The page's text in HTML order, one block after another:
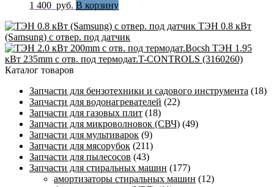
1 400 руб. В корзину
ТЭН 0.8 кВт
(Samsung) с отвер. под датчик
ТЭН 1.95
кВт 235mm с отв. под термодат.T-CONTROLS (3160260)
Каталог товаров
Запчасти для бензотехники и садового инструмента (18)
Запчасти для водонагревателей (22)
Запчасти для газовых плит (18)
Запчасти для микроволновок (СВЧ) (49)
Запчасти для мультиварок (9)
Запчасти для мясорубок (211)
Запчасти для пылесосов (43)
Запчасти для стиральных машин (177)
амортизаторы стиральных машин (12)